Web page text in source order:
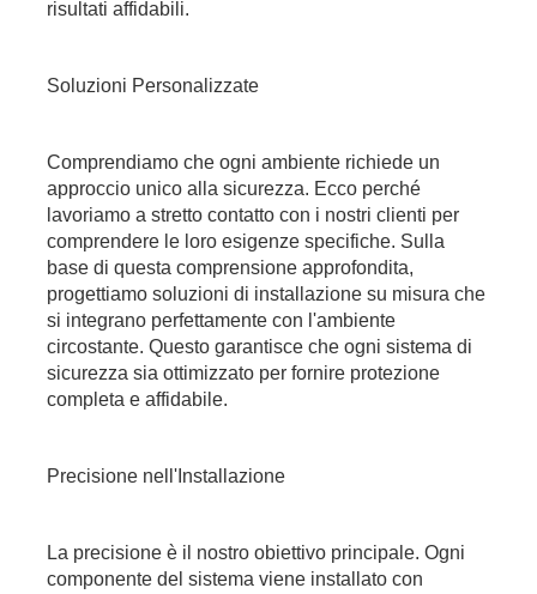
risultati affidabili.
Soluzioni Personalizzate
Comprendiamo che ogni ambiente richiede un
approccio unico alla sicurezza. Ecco perché
lavoriamo a stretto contatto con i nostri clienti per
comprendere le loro esigenze specifiche. Sulla
base di questa comprensione approfondita,
progettiamo soluzioni di installazione su misura che
si integrano perfettamente con l'ambiente
circostante. Questo garantisce che ogni sistema di
sicurezza sia ottimizzato per fornire protezione
completa e affidabile.
Precisione nell'Installazione
La precisione è il nostro obiettivo principale. Ogni
componente del sistema viene installato con